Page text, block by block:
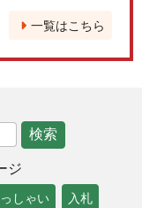
一覧はこちら
検索
ジ
しゃい 入札